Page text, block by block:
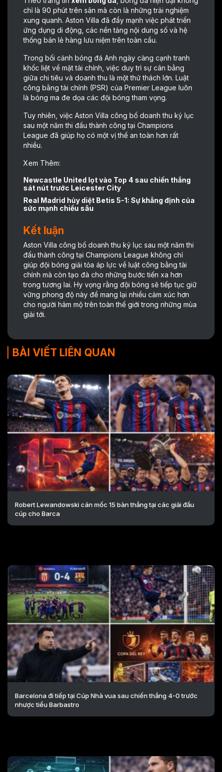
chỉ là 90 phút trên sân mà còn là những trải nghiệm
xung quanh. Aston Villa đã đẩy mạnh việc phát triển
ứng dụng di động, các nền tảng nội dung số và hệ
thống bán lẻ hàng lưu niệm trên toàn cầu.
Trong bối cảnh bóng đá Anh ngày càng cạnh tranh
khốc liệt về mặt tài chính, việc duy trì sự cân bằng
giữa chi tiêu và doanh thu là một thử thách lớn. Luật
công bằng tài chính (PSR) của Premier League luôn
là bóng ma đe dọa các đội bóng tham vọng.
Tuy nhiên, việc Aston Villa công bố doanh thu kỷ lục
sau một năm thi đấu thành công tại Champions
League đã giúp họ có một vị thế an toàn hơn rất
nhiều.
Xem Thêm:
Newcastle United lọt vào Top 4 sau chiến thắng
sát nút trước Leicester City
Real Madrid hủy diệt Betis 5-1: Sự khẳng định của
sức mạnh chiều sâu
Kết luận
Aston Villa công bố doanh thu kỷ lục sau một năm thi
đấu thành công tại Champions League không chỉ
giúp đội bóng giải tỏa áp lực về luật công bằng tài
chính mà còn tạo đà cho những bước tiến xa hơn
trong tương lai. Hy vọng rằng đội bóng sẽ tiếp tục giữ
vững phong độ này để mang lại nhiều cảm xúc hơn
cho người hâm mộ trên toàn thế giới trong những mùa
giải tới.
BÀI VIẾT LIÊN QUAN
Robert Lewandowski cán mốc 15 bàn thắng tại các giải đấu
cúp cho Barca
Barcelona đi tiếp tại Cúp Nhà vua sau chiến thắng 4-0 trước
nhược tiểu Barbastro